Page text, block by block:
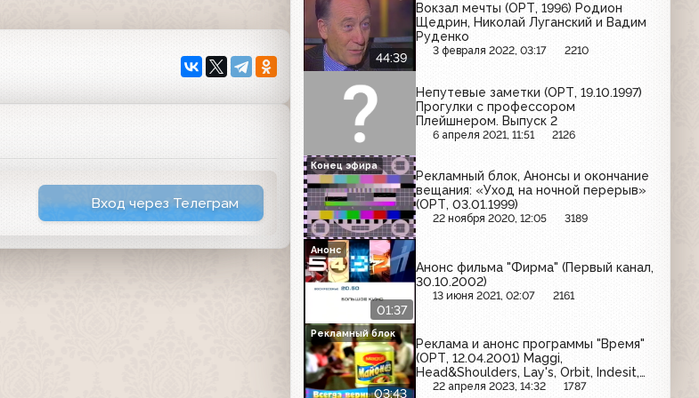
Вход через Телеграм
44:39
Вокзал мечты (ОРТ, 1996) Родион
Щедрин, Николай Луганский и Вадим
Руденко
3 февраля 2022, 03:17 2210
Непутевые заметки (ОРТ, 19.10.1997)
Прогулки с профессором
Плейшнером. Выпуск 2
6 апреля 2021, 11:51 2126
Рекламный блок, Анонсы и окончание
вещания: «Уход на ночной перерыв»
(ОРТ, 03.01.1999)
22 ноября 2020, 12:05 3189
Конец эфира
01:37
Анонс фильма "Фирма" (Первый канал,
30.10.2002)
13 июня 2021, 02:07 2161
Анонс
03:43
Реклама и анонс программы "Время"
(ОРТ, 12.04.2001) Maggi,
Head&Shoulders, Lay's, Orbit, Indesit,
Ореол, Mirinda
22 апреля 2023, 14:32 1787
Рекламный блок